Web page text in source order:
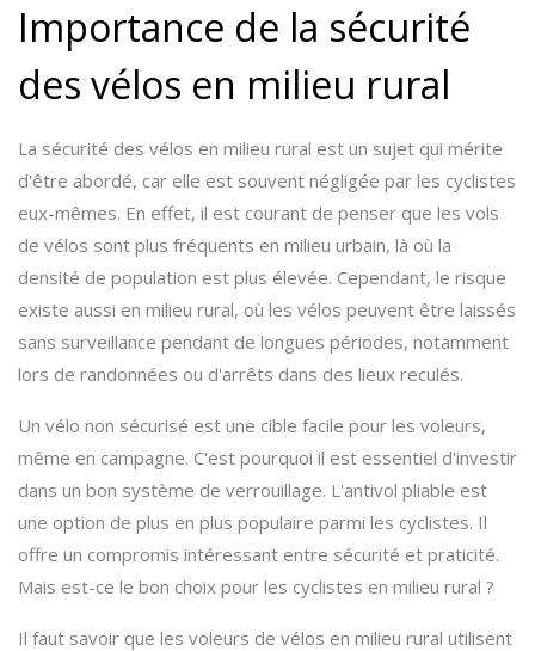
Importance de la sécurité
des vélos en milieu rural
La sécurité des vélos en milieu rural est un sujet qui mérite
d'être abordé, car elle est souvent négligée par les cyclistes
eux-mêmes. En effet, il est courant de penser que les vols
de vélos sont plus fréquents en milieu urbain, là où la
densité de population est plus élevée. Cependant, le risque
existe aussi en milieu rural, où les vélos peuvent être laissés
sans surveillance pendant de longues périodes, notamment
lors de randonnées ou d'arrêts dans des lieux reculés.
Un vélo non sécurisé est une cible facile pour les voleurs,
même en campagne. C'est pourquoi il est essentiel d'investir
dans un bon système de verrouillage. L'antivol pliable est
une option de plus en plus populaire parmi les cyclistes. Il
offre un compromis intéressant entre sécurité et praticité.
Mais est-ce le bon choix pour les cyclistes en milieu rural ?
Il faut savoir que les voleurs de vélos en milieu rural utilisent